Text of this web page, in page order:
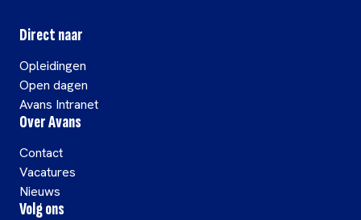
Direct naar
Opleidingen
Open dagen
Avans Intranet
Over Avans
Contact
Vacatures
Nieuws
Volg ons